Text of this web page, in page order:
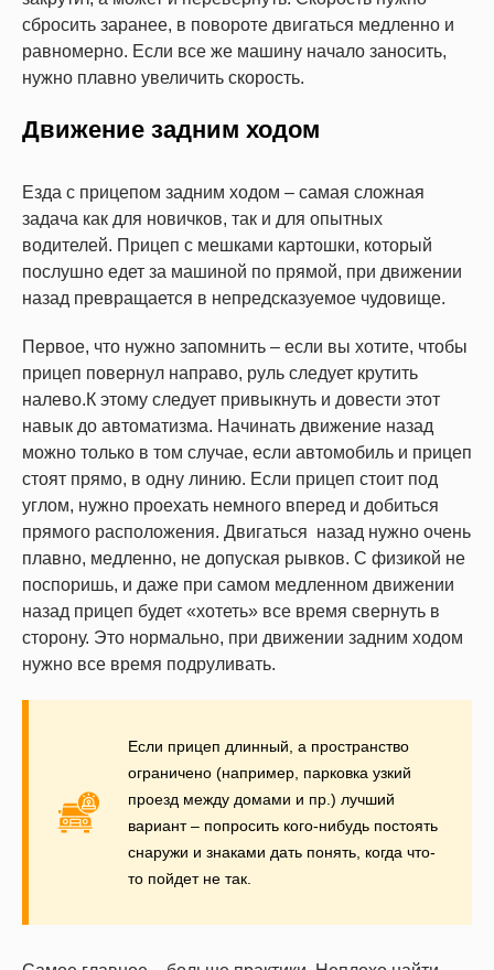
сбросить заранее, в повороте двигаться медленно и
равномерно. Если все же машину начало заносить,
нужно плавно увеличить скорость.
Движение задним ходом
Езда с прицепом задним ходом – самая сложная
задача как для новичков, так и для опытных
водителей. Прицеп с мешками картошки, который
послушно едет за машиной по прямой, при движении
назад превращается в непредсказуемое чудовище.
Первое, что нужно запомнить – если вы хотите, чтобы
прицеп повернул направо, руль следует крутить
налево.К этому следует привыкнуть и довести этот
навык до автоматизма. Начинать движение назад
можно только в том случае, если автомобиль и прицеп
стоят прямо, в одну линию. Если прицеп стоит под
углом, нужно проехать немного вперед и добиться
прямого расположения. Двигаться назад нужно очень
плавно, медленно, не допуская рывков. С физикой не
поспоришь, и даже при самом медленном движении
назад прицеп будет «хотеть» все время свернуть в
сторону. Это нормально, при движении задним ходом
нужно все время подруливать.
Если прицеп длинный, а пространство
ограничено (например, парковка узкий
проезд между домами и пр.) лучший
вариант – попросить кого-нибудь постоять
снаружи и знаками дать понять, когда что-
то пойдет не так.